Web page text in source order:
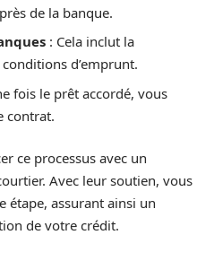
de la banque.
: Cela inclut la
d’emprunt.
fois le prêt accordé, vous
contrat.
ce processus avec un
Avec leur soutien, vous
étape, assurant ainsi un
de votre crédit.